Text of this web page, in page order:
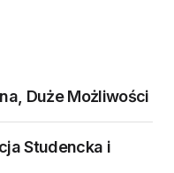
Duże Możliwości
Studencka i